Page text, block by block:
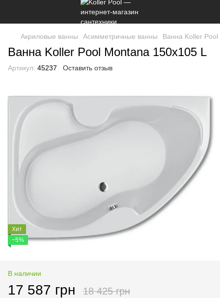
Акриловые ванны Асимметричные ванны Ванна Koller
Ванна Koller Pool Montana 150х105 L
Артикул: 45237 Оставить отзыв
Хит
−5%
В наличии
17 587 грн 18 425 грн